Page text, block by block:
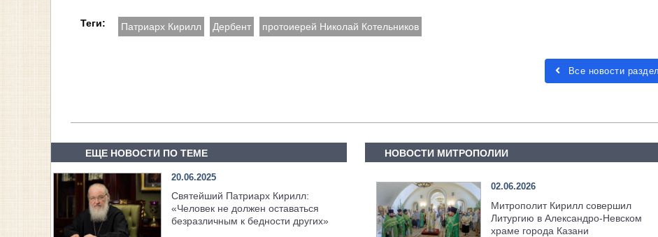
Теги: Патриарх Кирилл Дербент протоиерей Николай Котельников
Все новости
ЕЩЕ НОВОСТИ ПО ТЕМЕ
20.06.2025
Святейший Патриарх Кирилл:
«Человек не должен оставаться
безразличным к бедности других»
НОВОСТИ МИТРОПОЛИИ
02.06.2026
Митрополит Кирилл совершил
Литургию в Александро-Невском
храме города Казани